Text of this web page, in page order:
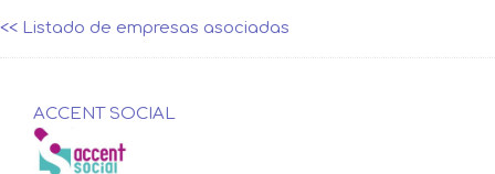
<< Listado de empresas asociadas
ACCENT SOCIAL